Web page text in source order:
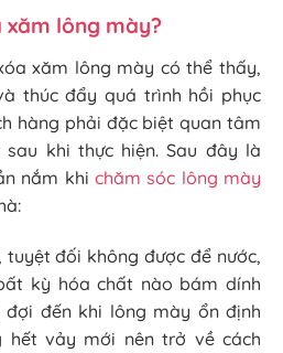
xăm lông mày?
xăm lông mày có thể thấy,
thúc đẩy quá trình hồi phục
hàng phải đặc biệt quan tâm
khi thực hiện. Sau đây là
nắm khi chăm sóc lông mày
tuyệt đối không được để nước,
kỳ hóa chất nào bám dính
đến khi lông mày ổn định
hết vảy mới nên trở về cách